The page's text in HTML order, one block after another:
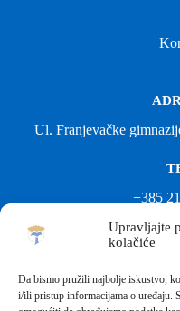
Upravljajte
kolačiće
Da bismo pružili najbolje iskustvo,
i/ili pristup informacijama o uređaju.
Ul. Franjevačke
+385